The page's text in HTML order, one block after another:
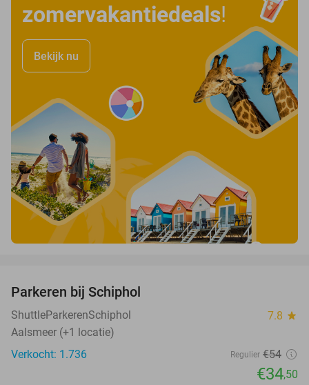
zomervakantiedeals!
Bekijk nu
Parkeren bij Schiphol
ShuttleParkerenSchiphol 7.8 star
Aalsmeer (+1 locatie)
Verkocht: 1.736
Regulier €54
€34,50